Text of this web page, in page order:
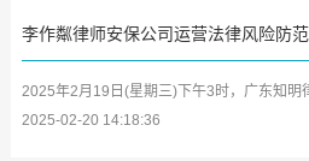
李作粼律师安保公司运营法律风险防
2025年2月19日(星期三)下午3时，广东知明
单位广东众安保保安服务有限公司(以下简称
2025-02-20 14:18:36